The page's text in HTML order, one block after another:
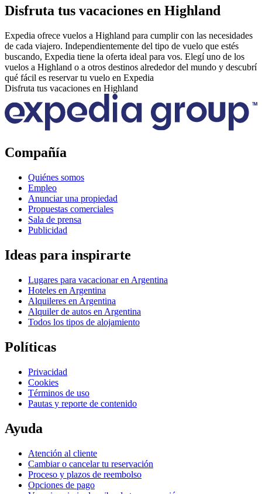
Disfruta tus vacaciones en Highland
Expedia ofrece vuelos a Highland para cumplir con las necesidades
de cada viajero. Independientemente del tipo de vuelo que estés
buscando, Expedia tiene la oferta ideal para vos. Elegí uno de los
vuelos a Highland o a otros destinos alrededor del mundo y descubrí
qué fácil es reservar tu vuelo en Expedia
Disfruta tus vacaciones en Highland
Compañía
Quiénes somos
Empleo
Anunciar una propiedad
Propuestas comerciales
Sala de prensa
Publicidad
Ideas para inspirarte
Lugares para vacacionar en Argentina
Hoteles en Argentina
Alquileres en Argentina
Alquiler de autos en Argentina
Todos los tipos de alojamiento
Políticas
Privacidad
Cookies
Términos de uso
Pautas y reporte de contenido
Ayuda
Atención al cliente
Cambiar o cancelar tu reservación
Proceso y plazos de reembolso
Opciones de pago